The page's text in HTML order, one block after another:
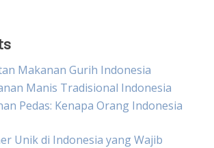
Makanan Gurih Indonesia
Manis Tradisional Indonesia
Pedas: Kenapa Orang Indonesia
Unik di Indonesia yang Wajib